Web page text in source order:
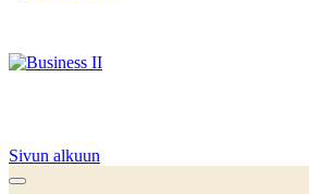
Sivun alkuun